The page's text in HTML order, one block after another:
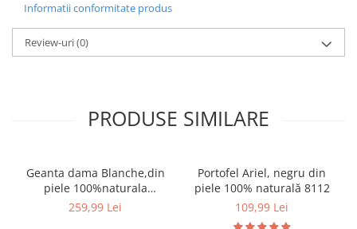
Informatii conformitate produs
Review-uri(0)
PRODUSE SIMILARE
Geanta dama Blanche,din
piele 100%naturala
Italia,8246,negru
259,99 Lei
Portofel Ariel, negru din
piele 100% naturală 8112
109,99 Lei